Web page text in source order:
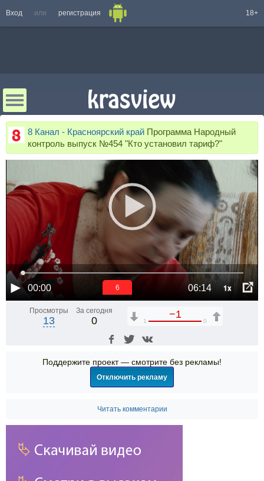
Вход или регистрация 18+
8 Канал - Красноярский край Программа Народный
контроль выпуск №454 "Кто установил тариф?"
00:00 06:14 1x
6
Просмотры
13
За сегодня
0
−1
1 0
Поддержите проект — смотрите без рекламы!
Отключить рекламу
Читать комментарии